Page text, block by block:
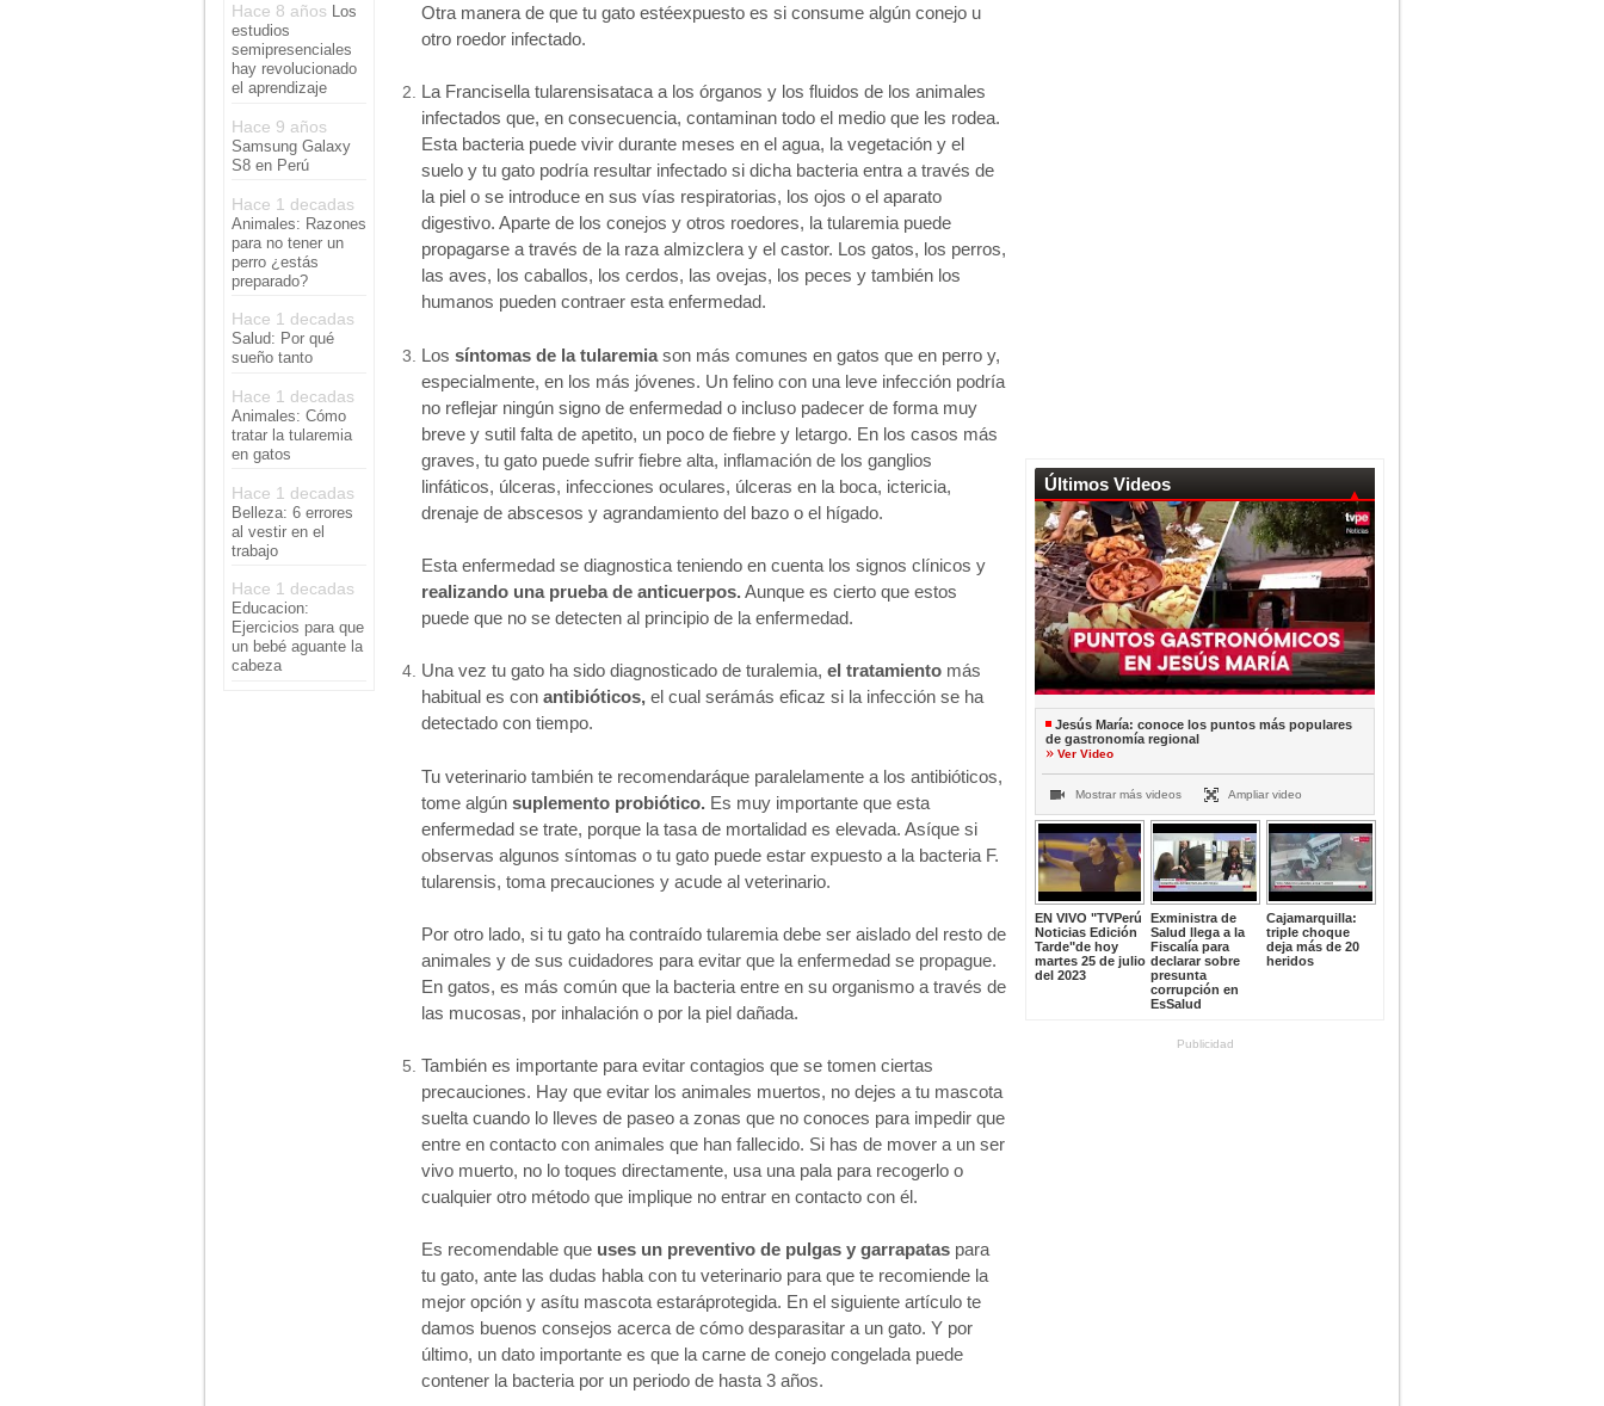
Hace 8 años Los
estudios
semipresenciales
hay revolucionado
el aprendizaje
Hace 9 años
Samsung Galaxy
S8 en Perú
Hace 1 decadas
Animales: Razones
para no tener un
perro ¿estás
preparado?
Hace 1 decadas
Salud: Por qué
sueño tanto
Hace 1 decadas
Animales: Cómo
tratar la tularemia
en gatos
Hace 1 decadas
Belleza: 6 errores
al vestir en el
trabajo
Hace 1 decadas
Educacion:
Ejercicios para que
un bebé aguante la
cabeza
Otra manera de que tu gato estéexpuesto es si consume algún conejo u
otro roedor infectado.
La Francisella tularensisataca a los órganos y los fluidos de los animales
infectados que, en consecuencia, contaminan todo el medio que les rodea.
Esta bacteria puede vivir durante meses en el agua, la vegetación y el
suelo y tu gato podría resultar infectado si dicha bacteria entra a través de
la piel o se introduce en sus vías respiratorias, los ojos o el aparato
digestivo. Aparte de los conejos y otros roedores, la tularemia puede
propagarse a través de la raza almizclera y el castor. Los gatos, los perros,
las aves, los caballos, los cerdos, las ovejas, los peces y también los
humanos pueden contraer esta enfermedad.
Los síntomas de la tularemiason más comunes en gatos que en perro y,
especialmente, en los más jóvenes. Un felino con una leve infección podría
no reflejar ningún signo de enfermedad o incluso padecer de forma muy
breve y sutil falta de apetito, un poco de fiebre y letargo. En los casos más
graves, tu gato puede sufrir fiebre alta, inflamación de los ganglios
linfáticos, úlceras, infecciones oculares, úlceras en la boca, ictericia,
drenaje de abscesos y agrandamiento del bazo o el hígado.
Esta enfermedad se diagnostica teniendo en cuenta los signos clínicos y
realizando una prueba de anticuerpos.Aunque es cierto que estos
puede que no se detecten al principio de la enfermedad.
Una vez tu gato ha sido diagnosticado de turalemia, el tratamiento más
habitual es con antibióticos, el cual serámás eficaz si la infección se ha
detectado con tiempo.
Tu veterinario también te recomendaráque paralelamente a los antibióticos,
tome algún suplemento probiótico. Es muy importante que esta
enfermedad se trate, porque la tasa de mortalidad es elevada. Asíque si
observas algunos síntomas o tu gato puede estar expuesto a la bacteria F.
tularensis, toma precauciones y acude al veterinario.
Por otro lado, si tu gato ha contraído tularemia debe ser aislado del resto de
animales y de sus cuidadores para evitar que la enfermedad se propague.
En gatos, es más común que la bacteria entre en su organismo a través de
las mucosas, por inhalación o por la piel dañada.
También es importante para evitar contagios que se tomen ciertas
precauciones. Hay que evitar los animales muertos, no dejes a tu mascota
suelta cuando lo lleves de paseo a zonas que no conoces para impedir que
entre en contacto con animales que han fallecido. Si has de mover a un ser
vivo muerto, no lo toques directamente, usa una pala para recogerlo o
cualquier otro método que implique no entrar en contacto con él.
Es recomendable que uses un preventivo de pulgas y garrapatas para
tu gato, ante las dudas habla con tu veterinario para que te recomiende la
mejor opción y asítu mascota estaráprotegida. En el siguiente artículo te
damos buenos consejos acerca de cómo desparasitar a un gato. Y por
último, un dato importante es que la carne de conejo congelada puede
contener la bacteria por un periodo de hasta 3 años.
Últimos Videos
Jesús María: conoce los puntos más populares
de gastronomía regional
Ver Video
Mostrar más videos Ampliar video
EN VIVO "TVPerú
Noticias Edición
Tarde"de hoy
martes 25 de julio
del 2023
Exministra de
Salud llega a la
Fiscalía para
declarar sobre
presunta
corrupción en
EsSalud
Cajamarquilla:
triple choque
deja más de 20
heridos
Publicidad